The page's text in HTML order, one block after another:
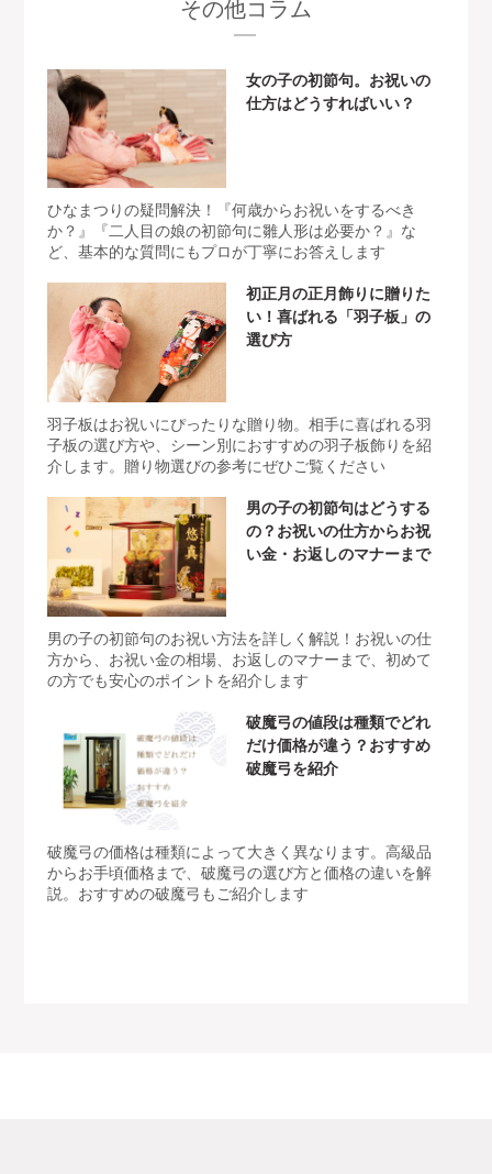
その他コラム
女の子の初節句。お祝いの
仕方はどうすればいい？
ひなまつりの疑問解決！『何歳からお祝いをするべき
か？』『二人目の娘の初節句に雛人形は必要か？』な
ど、基本的な質問にもプロが丁寧にお答えします
初正月の正月飾りに贈りた
い！喜ばれる「羽子板」の
選び方
羽子板はお祝いにぴったりな贈り物。相手に喜ばれる羽
子板の選び方や、シーン別におすすめの羽子板飾りを紹
介します。贈り物選びの参考にぜひご覧ください
男の子の初節句はどうする
の？お祝いの仕方からお祝
い金・お返しのマナーまで
男の子の初節句のお祝い方法を詳しく解説！お祝いの仕
方から、お祝い金の相場、お返しのマナーまで、初めて
の方でも安心のポイントを紹介します
破魔弓の値段は種類でどれ
だけ価格が違う？おすすめ
破魔弓を紹介
破魔弓の価格は種類によって大きく異なります。高級品
からお手頃価格まで、破魔弓の選び方と価格の違いを解
説。おすすめの破魔弓もご紹介します